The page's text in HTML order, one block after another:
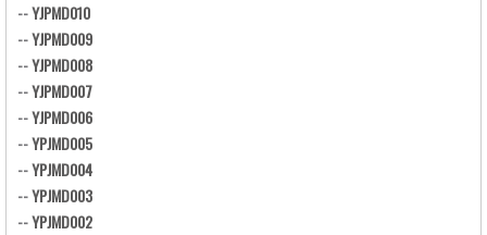
--YJPMD010
--YJPMD009
--YJPMD008
--YJPMD007
--YJPMD006
--YPJMD005
--YPJMD004
--YPJMD003
--YPJMD002